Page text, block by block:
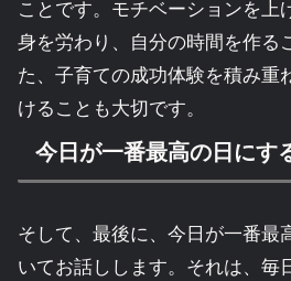
ことです。モチベーションを上
身を労わり、自分の時間を作る
た、子育ての成功体験を積み重
けることも大切です。
今日が一番最高の日にす
そして、最後に、今日が一番最
いてお話しします。それは、毎